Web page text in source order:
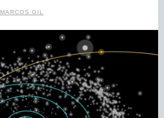
MARCOS GIL